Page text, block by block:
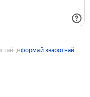
формай зваротнай